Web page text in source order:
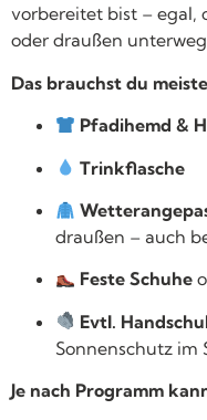
vorbereitet bist – egal,
oder draußen
Das brauchst du
Pfadihemd &
Trinkflasche
draußen – auch
Feste Schuhe
Evtl.
Sonnenschutz im
Je nach Programm